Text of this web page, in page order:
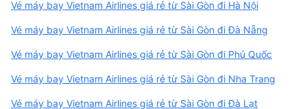
Vé máy bay Vietnam Airlines giá rẻ từ Sài Gòn đi Hà Nội
Vé máy bay Vietnam Airlines giá rẻ từ Sài Gòn đi Đà Nẵng
Vé máy bay Vietnam Airlines giá rẻ từ Sài Gòn đi Phú Quốc
Vé máy bay Vietnam Airlines giá rẻ từ Sài Gòn đi Nha Trang
Vé máy bay Vietnam Airlines giá rẻ từ Sài Gòn đi Đà Lạt